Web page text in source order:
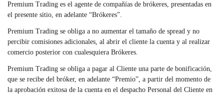
Premium Trading es el agente de compañías de brókeres, presentadas en
el presente sitio, en adelante “Brókeres”.
Premium Trading se obliga a no aumentar el tamaño de spread y no
percibir comisiones adicionales, al abrir el cliente la cuenta y al realizar
comercio posterior con cualesquiera Brókeres.
Premium Trading se obliga a pagar al Cliente una parte de bonificación,
que se recibe del bróker, en adelante “Premio”, a partir del momento de
la aprobación exitosa de la cuenta en el despacho Personal del Cliente en